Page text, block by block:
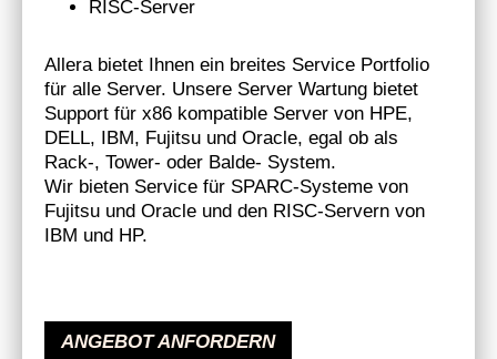
RISC-Server
Allera bietet Ihnen ein breites Service Portfolio
für alle Server. Unsere Server Wartung bietet
Support für x86 kompatible Server von HPE,
DELL, IBM, Fujitsu und Oracle, egal ob als
Rack-, Tower- oder Balde- System.
Wir bieten Service für SPARC-Systeme von
Fujitsu und Oracle und den RISC-Servern von
IBM und HP.
ANGEBOT ANFORDERN